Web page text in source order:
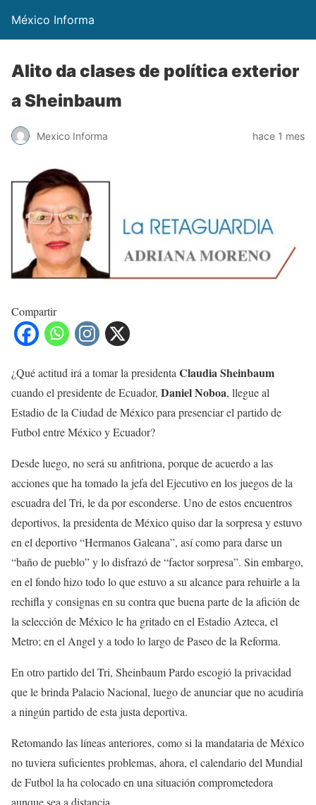
México Informa
Alito da clases de política exterior
a Sheinbaum
Mexico Informa hace 1 mes
Compartir
¿Qué actitud irá a tomar la presidenta Claudia Sheinbaum
cuando el presidente de Ecuador, Daniel Noboa, llegue al
Estadio de la Ciudad de México para presenciar el partido de
Futbol entre México y Ecuador?
Desde luego, no será su anfitriona, porque de acuerdo a las
acciones que ha tomado la jefa del Ejecutivo en los juegos de la
escuadra del Tri, le da por esconderse. Uno de estos encuentros
deportivos, la presidenta de México quiso dar la sorpresa y estuvo
en el deportivo “Hermanos Galeana”, así como para darse un
“baño de pueblo” y lo disfrazó de “factor sorpresa”. Sin embargo,
en el fondo hizo todo lo que estuvo a su alcance para rehuirle a la
rechifla y consignas en su contra que buena parte de la afición de
la selección de México le ha gritado en el Estadio Azteca, el
Metro; en el Angel y a todo lo largo de Paseo de la Reforma.
En otro partido del Tri, Sheinbaum Pardo escogió la privacidad
que le brinda Palacio Nacional, luego de anunciar que no acudiría
a ningún partido de esta justa deportiva.
Retomando las líneas anteriores, como si la mandataria de México
no tuviera suficientes problemas, ahora, el calendario del Mundial
de Futbol la ha colocado en una situación comprometedora
aunque sea a distancia.